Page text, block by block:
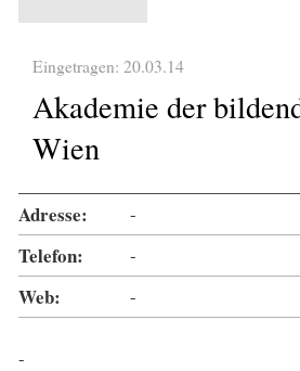
Eingetragen: 20.03.14
Akademie der
Wien
Adresse: -
Telefon: -
Web: -
-